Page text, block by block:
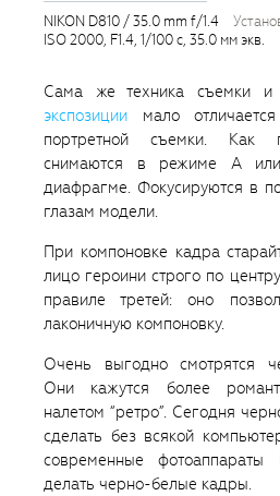
NIKON D810 / 35.0 mm f/1.4
ISO 2000, F1.4, 1/100 с, 35.0 мм экв.
Сама же техника съемки и
экспозиции мало
портретной съемки. Как
снимаются в режиме А
диафрагме. Фокусируются в
глазам модели.
При компоновке кадра
лицо героини строго по
правиле третей: оно
лаконичную компоновку.
Очень выгодно смотрятся
Они кажутся более
налетом “ретро”. Сегодня
сделать без всякой
современные
делать черно-белые кадры.